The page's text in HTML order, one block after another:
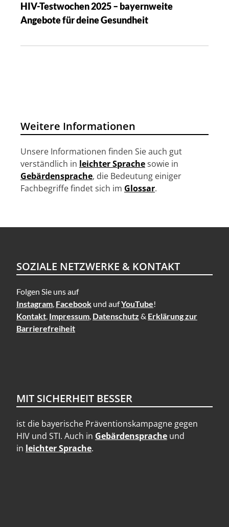
s
n
v
o
n
HIV-Testwochen 2025 – bayernweite
Angebote für deine Gesundheit
Weitere Informationen
Unsere Informationen finden Sie auch gut
verständlich in leichter Sprachesowie in
Gebärdensprache, die Bedeutung einiger
Fachbegriffe findet sich im Glossar.
SOZIALE NETZWERKE & KONTAKT
Folgen Sie uns auf
Instagram, Facebook und aufYouTube!
Kontakt, Impressum, Datenschutz & Erklärung zur
Barrierefreiheit
MIT SICHERHEIT BESSER
ist die bayerische Präventionskampagne gegen
HIV und STI. Auch in Gebärdensprache und
in leichter Sprache.